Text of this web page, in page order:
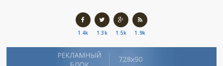
1.4k 1.3k 1.5k 1.9k